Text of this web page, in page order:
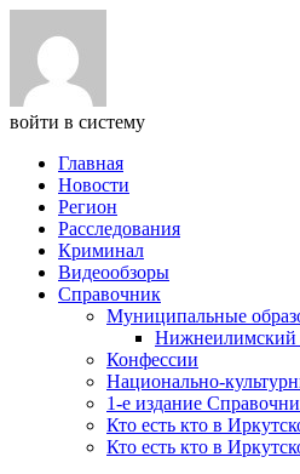
войти в систему
Главная
Новости
Регион
Расследования
Криминал
Видеообзоры
Справочник
Муниципальные
Нижнеилимский
Конфессии
Национально-
1-е издание
Кто есть кто в
Кто есть кто в